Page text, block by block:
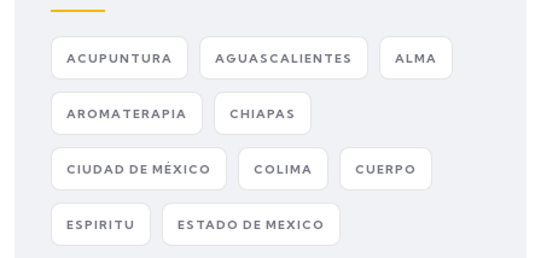
ACUPUNTURA AGUASCALIENTES ALMA
AROMATERAPIA CHIAPAS
CIUDAD DE MÉXICO COLIMA CUERPO
ESPIRITU ESTADO DE MEXICO